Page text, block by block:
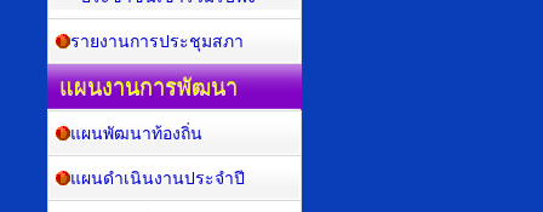
รายงานการประชุมสภา
แผนงานการพัฒนา
แผนพัฒนาท้องถิ่น
แผนดำเนินงานประจำปี